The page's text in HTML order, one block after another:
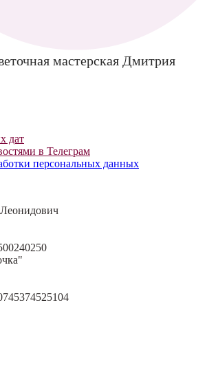
мастерская Дмитрия
дат
в Телеграм
персональных данных